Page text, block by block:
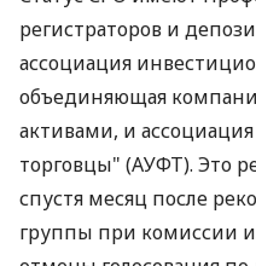
регистраторов и
ассоциация
объединяющая
активами, и
торговцы" (АУФТ). Это
спустя месяц после
группы при комиссии